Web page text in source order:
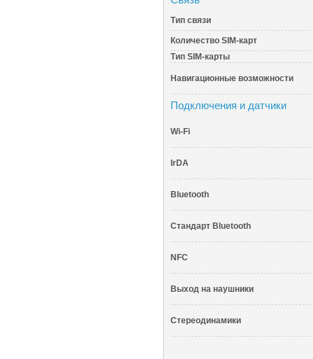
Тип связи
Количество SIM-карт
Тип SIM-карты
Навигационные возможности
Подключения и датчики
Wi-Fi
IrDA
Bluetooth
Стандарт Bluetooth
NFC
Выход на наушники
Стереодинамики